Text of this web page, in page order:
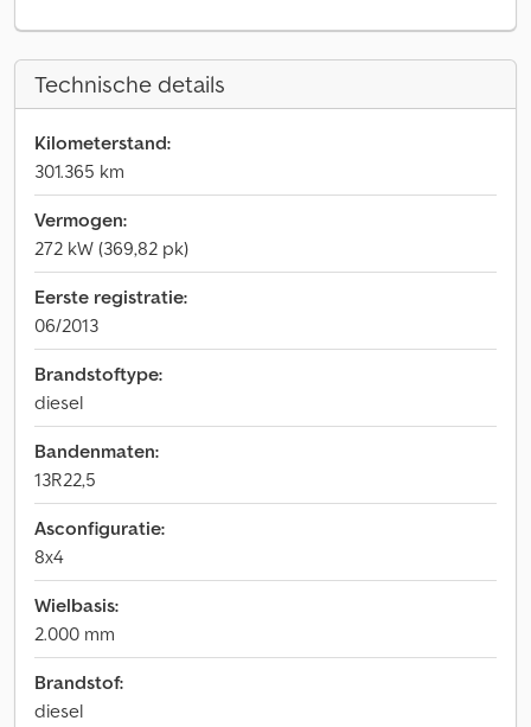
Technische details
Kilometerstand:
301.365 km
Vermogen:
272 kW (369,82 pk)
Eerste registratie:
06/2013
Brandstoftype:
diesel
Bandenmaten:
13R22,5
Asconfiguratie:
8x4
Wielbasis:
2.000 mm
Brandstof:
diesel